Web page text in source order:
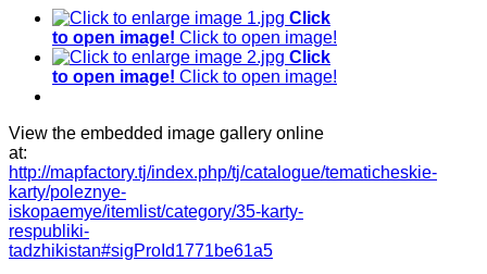
Click
to open image! Click to open image!
Click
to open image! Click to open image!
View the embedded image gallery online
at:
http://mapfactory.tj/index.php/tj/catalogue/tematicheskie-
karty/poleznye-
iskopaemye/itemlist/category/35-karty-
respubliki-
tadzhikistan#sigProId1771be61a5